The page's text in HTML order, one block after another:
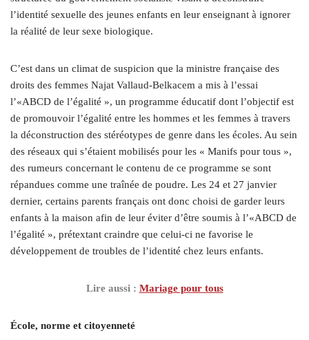
l’identité sexuelle des jeunes enfants en leur enseignant à ignorer
la réalité de leur sexe biologique.
C’est dans un climat de suspicion que la ministre française des
droits des femmes Najat Vallaud-Belkacem a mis à l’essai
l’«ABCD de l’égalité », un programme éducatif dont l’objectif est
de promouvoir l’égalité entre les hommes et les femmes à travers
la déconstruction des stéréotypes de genre dans les écoles. Au sein
des réseaux qui s’étaient mobilisés pour les « Manifs pour tous »,
des rumeurs concernant le contenu de ce programme se sont
répandues comme une traînée de poudre. Les 24 et 27 janvier
dernier, certains parents français ont donc choisi de garder leurs
enfants à la maison afin de leur éviter d’être soumis à l’«ABCD de
l’égalité », prétextant craindre que celui-ci ne favorise le
développement de troubles de l’identité chez leurs enfants.
Lire aussi : Mariage pour tous
École, norme et citoyenneté